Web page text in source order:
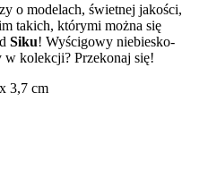
o modelach, świetnej jakości,
takich, którymi można się
Siku! Wyścigowy niebiesko-
w kolekcji? Przekonaj się!
3,7 cm